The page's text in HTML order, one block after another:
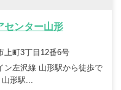
センター山形
上町3丁目12番6号
ン左沢線 山形駅から徒歩で
山形駅...